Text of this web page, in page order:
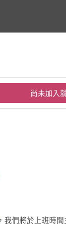
尚未加入
，我們將於上班時